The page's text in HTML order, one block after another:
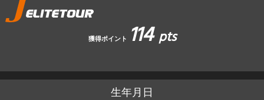
獲得ポイント 114pts
生年月日